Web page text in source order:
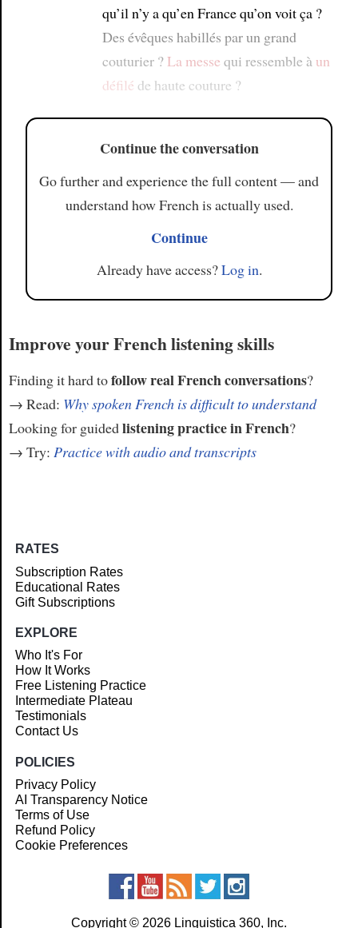
qu’il n’y a qu’en France qu’on voit ça ?
Des évêques habillés par un grand
couturier ? La messe qui ressemble à un
défilé de haute couture ?
Continue the conversation
Go further and experience the full content — and
understand how French is actually used.
Continue
Already have access?Log in.
Improve your French listening skills
Finding it hard tofollow real French conversations?
→ Read: Why spoken French is difficult to understand
Looking for guidedlistening practice in French?
→ Try: Practice with audio and transcripts
RATES
Subscription Rates
Educational Rates
Gift Subscriptions
EXPLORE
Who It's For
How It Works
Free Listening Practice
Intermediate Plateau
Testimonials
Contact Us
POLICIES
Privacy Policy
AI Transparency Notice
Terms of Use
Refund Policy
Cookie Preferences
Copyright © 2026 Linguistica 360, Inc.